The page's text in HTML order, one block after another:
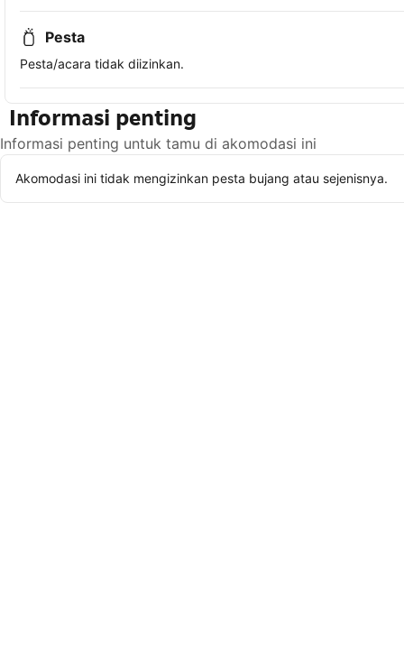
Pesta
Pesta/acara tidak diizinkan.
Informasi penting
Informasi penting untuk tamu di akomodasi ini
Akomodasi ini tidak mengizinkan pesta bujang atau sejenisnya.